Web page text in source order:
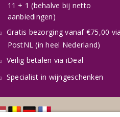
11 + 1 (behalve bij netto
aanbiedingen)
Gratis bezorging vanaf €75,00 via
PostNL (in heel Nederland)
Veilig betalen via iDeal
Specialist in wijngeschenken